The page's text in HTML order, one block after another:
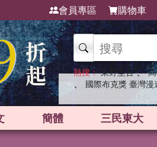
會員專區 購物車
熱搜： 東野圭吾 、
、 國際布克獎 臺灣漫
簡體 三民東大